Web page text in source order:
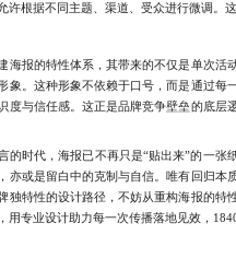
许根据不同主题、渠道、受众进行微调。
报的特性体系，其带来的不仅是单次活
象。这种形象不依赖于口号，而是通过
度与信任感。这正是品牌竞争壁垒的底
代，海报已不再只是“贴出来”的一张
亦或是留白中的克制与自信。唯有回归
独特性的设计路径，不妨从重构海报的特
用专业设计助力每一次传播落地见效，